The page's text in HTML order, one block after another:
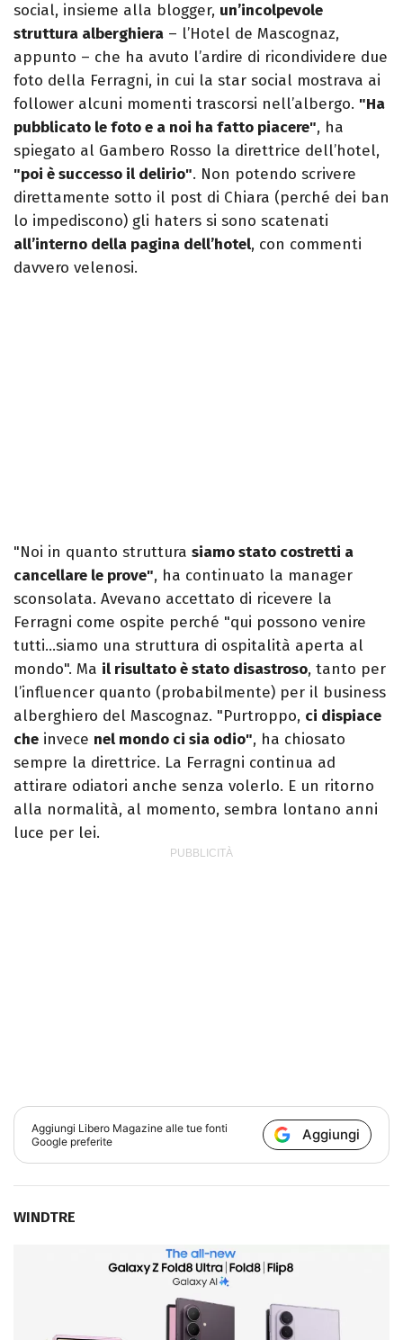
social, insieme alla blogger, un’incolpevole
struttura alberghiera – l’Hotel de Mascognaz,
appunto – che ha avuto l’ardire di ricondividere due
foto della Ferragni, in cui la star social mostrava ai
follower alcuni momenti trascorsi nell’albergo. "Ha
pubblicato le foto e a noi ha fatto piacere", ha
spiegato al Gambero Rosso la direttrice dell’hotel,
"poi è successo il delirio". Non potendo scrivere
direttamente sotto il post di Chiara (perché dei ban
lo impediscono) gli haters si sono scatenati
all’interno della pagina dell’hotel, con commenti
davvero velenosi.
"Noi in quanto struttura siamo stato costretti a
cancellare le prove", ha continuato la manager
sconsolata. Avevano accettato di ricevere la
Ferragni come ospite perché "qui possono venire
tutti…siamo una struttura di ospitalità aperta al
mondo". Ma il risultato è stato disastroso, tanto per
l’influencer quanto (probabilmente) per il business
alberghiero del Mascognaz. "Purtroppo, ci dispiace
che invece nel mondo ci sia odio", ha chiosato
sempre la direttrice. La Ferragni continua ad
attirare odiatori anche senza volerlo. E un ritorno
alla normalità, al momento, sembra lontano anni
luce per lei.
Aggiungi Libero Magazine alle tue fonti
Google preferite
Aggiungi
WINDTRE